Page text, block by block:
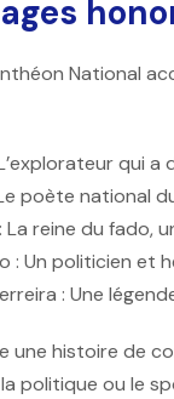
National
qui a
poète national
: La reine du fado,
: Un politicien et
: Une
une histoire de
politique ou le